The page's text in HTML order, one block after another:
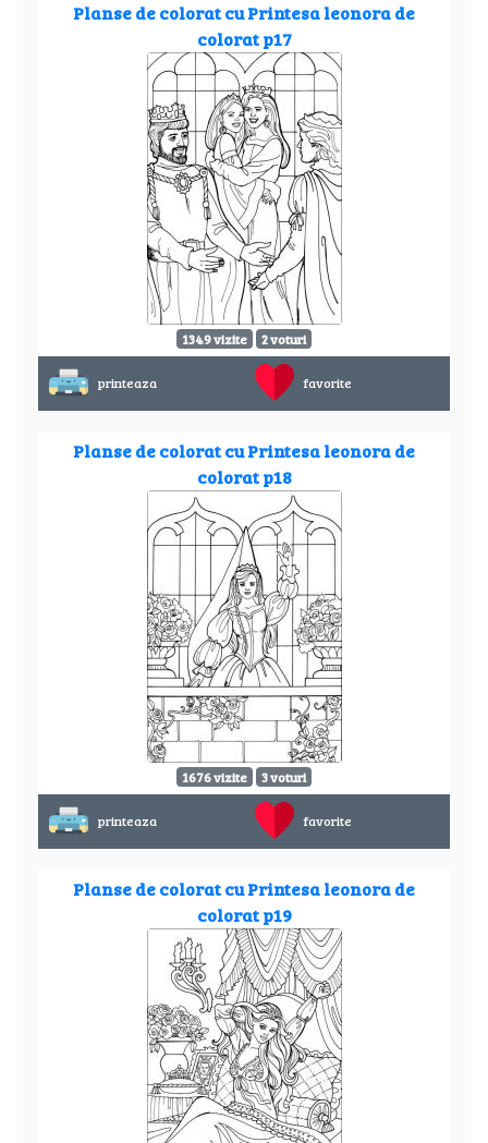
Planse de colorat cu Printesa leonora de
colorat p17
1349 vizite 2 voturi
printeaza favorite
Planse de colorat cu Printesa leonora de
colorat p18
1676 vizite 3 voturi
printeaza favorite
Planse de colorat cu Printesa leonora de
colorat p19